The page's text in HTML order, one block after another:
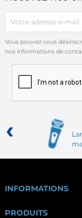
Vous pouvez vous
nos informations de
‹
INFORMATIONS
PRODUITS